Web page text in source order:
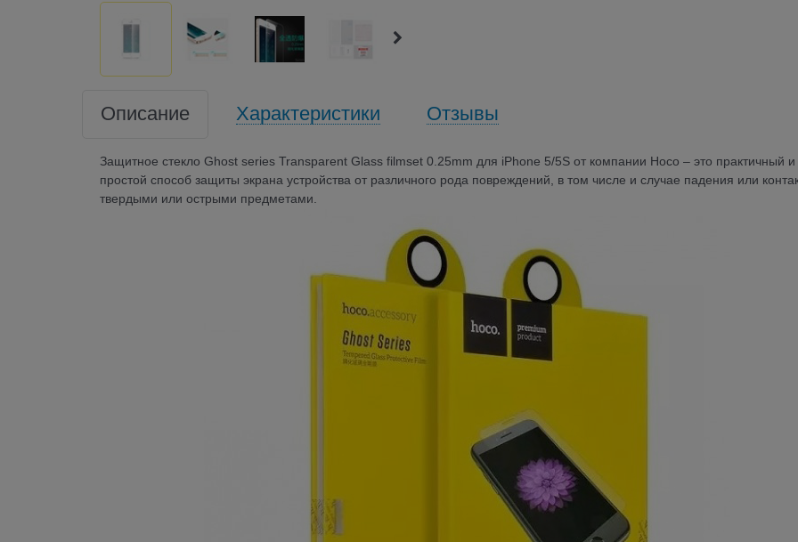
Описание Характеристики Отзывы
Защитное стекло Ghost series Transparent Glass filmset 0.25mm для iPhone 5/5S от компании Hoco – это практичный и
простой способ защиты экрана устройства от различного рода повреждений, в том числе и случае падения или
твердыми или острыми предметами.